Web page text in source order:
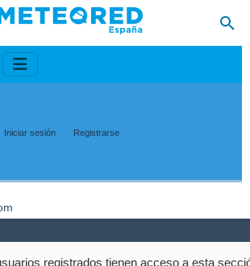
Iniciar sesión Registrarse
registrados tienen acceso a esta